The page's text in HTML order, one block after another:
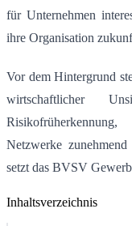
für Unternehmen
ihre Organisation
Vor dem Hintergrund
wirtschaftlicher
Netzwerke
setzt das BVSV
Inhaltsverzeichnis